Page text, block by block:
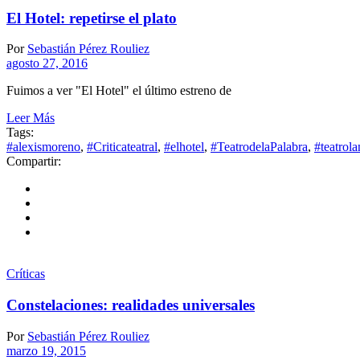
El Hotel: repetirse el plato
Por Sebastián Pérez Rouliez
agosto 27, 2016
Fuimos a ver "El Hotel" el último estreno de
Leer Más
Tags:
#alexismoreno, #Criticateatral, #elhotel, #TeatrodelaPalabra,
Compartir:
Críticas
Constelaciones: realidades universales
Por Sebastián Pérez Rouliez
marzo 19, 2015